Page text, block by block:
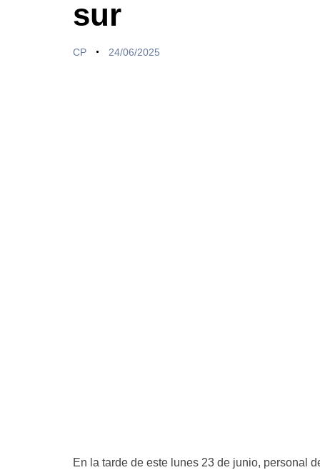
sur
CP 24/06/2025
En la tarde de este lunes 23 de junio, personal